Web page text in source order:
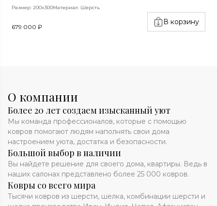
Размер: 200x300Материал: Шерсть
679 000 ₽
В корзину
О компании
Более 20 лет создаем изысканный уют
Мы команда профессионалов, которые с помощью
ковров помогают людям наполнять свои дома
настроением уюта, достатка и безопасности.
Большой выбор в наличии
Вы найдете решение для своего дома, квартиры. Ведь в
наших салонах представлено более 25 000 ковров.
Ковры со всего мира
Тысячи ковров из шерсти, шелка, комбинации шерсти и